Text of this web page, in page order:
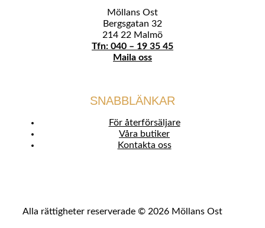
Möllans Ost
Bergsgatan 32
214 22 Malmö
Tfn: 040 – 19 35 45
Maila oss
SNABBLÄNKAR
För återförsäljare
Våra butiker
Kontakta oss
Alla rättigheter reserverade © 2026 Möllans Ost